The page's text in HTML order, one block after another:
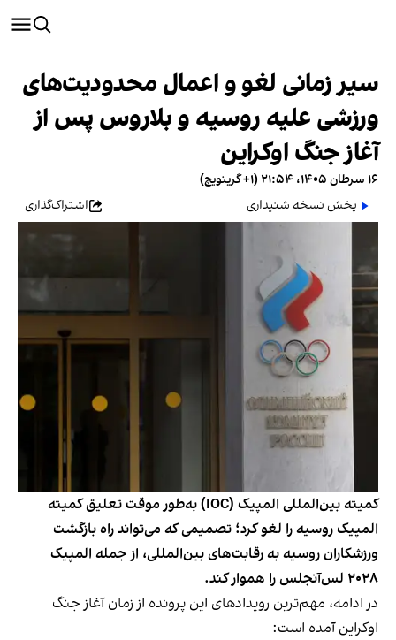
سیر زمانی لغو و اعمال محدودیت‌های
ورزشی علیه روسیه و بلاروس پس از
آغاز جنگ اوکراین
۱۶ سرطان ۱۴۰۵، ۲۱:۵۴ (‎+۱ گرینویچ)
پخش نسخه شنیداری
اشتراک‌گذاری
کمیته بین‌المللی المپیک (IOC) به‌طور موقت تعلیق کمیته
المپیک روسیه را لغو کرد؛ تصمیمی که می‌تواند راه بازگشت
ورزشکاران روسیه به رقابت‌های بین‌المللی، از جمله المپیک
۲۰۲۸ لس‌آنجلس را هموار کند.
در ادامه، مهم‌ترین رویدادهای این پرونده از زمان آغاز جنگ
اوکراین آمده است: